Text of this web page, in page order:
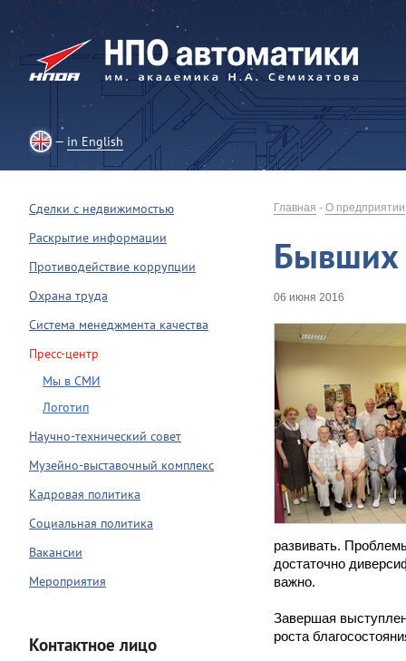
in English
Главная - О предприятии
Бывших
06 июня 2016
развивать.
достаточно
важно.
Завершая
роста
Сделки с недвижимостью
Раскрытие информации
Противодействие коррупции
Охрана труда
Система менеджмента качества
Пресс-центр
Мы в СМИ
Логотип
Научно-технический совет
Музейно-выставочный комплекс
Кадровая политика
Социальная политика
Вакансии
Мероприятия
Контактное лицо